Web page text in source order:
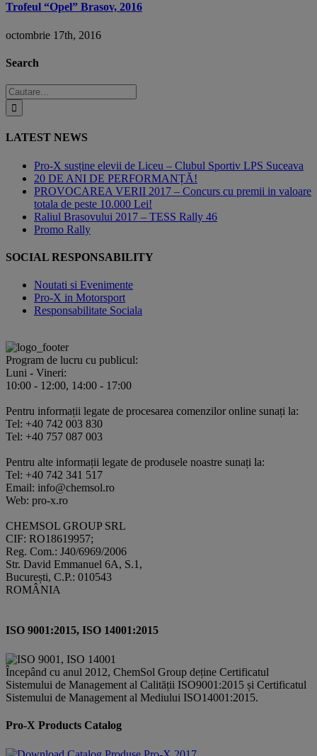
Trofeul “Opel” Brasov, 2016
octombrie 17th, 2016
Search
Cautare...
LATEST NEWS
Pro-X susține elevii de Liceu – Clubul Sportiv LPS Suceava
20 DE ANI DE PERFORMANȚĂ!
PROVOCAREA VERII 2017 – Concurs cu premii in valoare
totala de peste 10.000 Lei!
Raliul Brasovului 2017 – TESS Rally 46
Promo Rally
SOCIAL RESPONSABILITY
Noutati si Evenimente
Pro-X in Motorsport
Responsabilitate Sociala
Program de lucru cu publicul:
Luni - Vineri:
10:00 - 12:00, 14:00 - 17:00
Pentru informații legate de procesarea comenzilor online sunați la:
Tel: +40 742 003 830
Tel: +40 757 087 003
Pentru alte informații legate de produsele noastre sunați la:
Tel: +40 742 341 517
Email: info@chemsol.ro
Web: pro-x.ro
CHEMSOL GROUP SRL
CIF: RO18619957;
Reg. Com.: J40/6969/2006
Str. David Emmanuel 6A, S.1,
București, C.P.: 010543
ROMÂNIA
ISO 9001:2015, ISO 14001:2015
Începând cu anul 2012, ChemSol Group deține Certificatul
Sistemului de Management al Calității ISO9001:2015 și Certificatul
Sistemului de Management al Mediului ISO14001:2015.
Pro-X Products Catalog